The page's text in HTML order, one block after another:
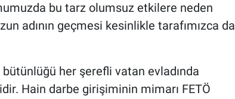
bu tarz olumsuz etkilere neden
adının geçmesi kesinlikle tarafımızca da
her şerefli vatan evladında
Hain darbe girişiminin mimarı FETÖ